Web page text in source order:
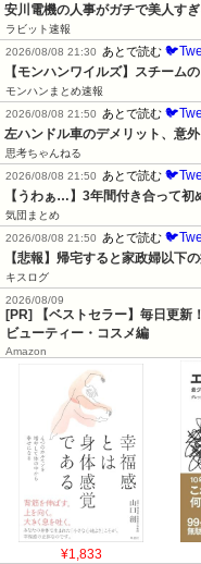
安川電機の人事がガチで美人す
ラビット速報
2026/08/08 21:30
あとで読む
【モンハンワイルズ】スチーム
モンハンまとめ速報
2026/08/08 21:50
あとで読む
左ハンドル車のデメリット、意
思考ちゃんねる
2026/08/08 21:50
あとで読む
【うわぁ…】3年間付き合って
気団まとめ
2026/08/08 21:50
あとで読む
【悲報】帰宅すると家政婦以下
キスログ
2026/08/09
[PR] 【ベストセラー】毎日更
ビューティー・コスメ編
Amazon
¥1,833